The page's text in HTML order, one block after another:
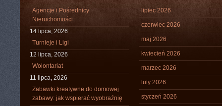
Agencje i Pośrednicy
Nieruchomości
14 lipca, 2026
Turnieje i Ligi
12 lipca, 2026
Wolontariat
11 lipca, 2026
Zabawki kreatywne do domowej
zabawy: jak wspierać wyobraźnię
lipiec 2026
czerwiec 2026
maj 2026
kwiecień 2026
marzec 2026
luty 2026
styczeń 2026